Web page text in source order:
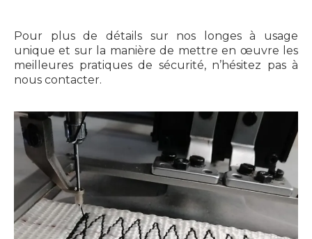
Pour plus de détails sur nos longes à usage
unique et sur la manière de mettre en œuvre les
meilleures pratiques de sécurité, n’hésitez pas à
nous contacter.